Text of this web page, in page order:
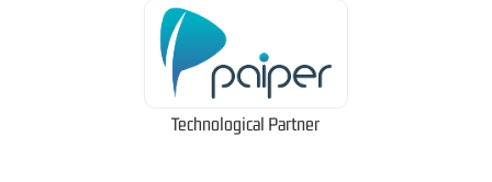
Technological Partner